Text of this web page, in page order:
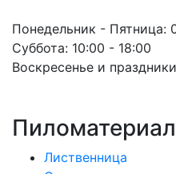
Понедельник - Пятница:
Суббота: 10:00 - 18:00
Воскресенье и
Лиственница